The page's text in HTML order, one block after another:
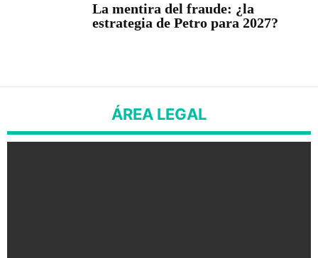
La mentira del fraude: ¿la
estrategia de Petro para 2027?
ÁREA LEGAL